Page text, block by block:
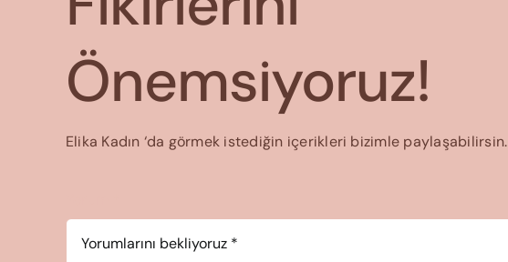
Önemsiyoruz!
Elika Kadın ‘da görmek istediğin içerikleri bizimle paylaşabilirsin.